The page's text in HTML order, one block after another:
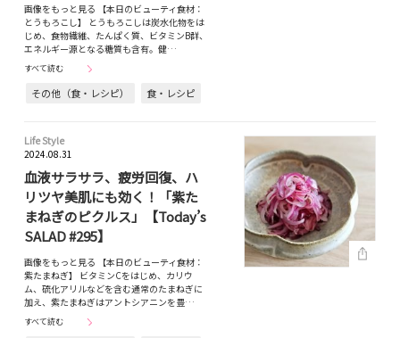
画像をもっと見る 【本日のビューティ食材：
とうもろこし】 とうもろこしは炭水化物をは
じめ、食物繊維、たんぱく質、ビタミンB群、
エネルギー源となる糖質も含有。健…
すべて読む
その他（食・レシピ） 食・レシピ
Life Style
2024.08.31
血液サラサラ、疲労回復、ハ
リツヤ美肌にも効く！「紫た
まねぎのピクルス」【Today’s
SALAD #295】
画像をもっと見る 【本日のビューティ食材：
紫たまねぎ】 ビタミンCをはじめ、カリウ
ム、硫化アリルなどを含む通常のたまねぎに
加え、紫たまねぎはアントシアニンを豊…
すべて読む